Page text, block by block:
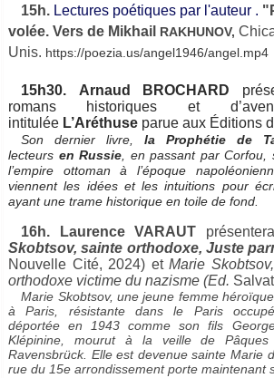
15h. Lectures poétiques par l'auteur .
volée. Vers de Mikhail RAKHUNOV,
Unis. https://poezia.us/angel1946/angel.mp4
15h30. Arnaud BROCHARD
romans historiques et
intitulée L’Aréthuseparue aux Éditions
Son dernier livre,la Prophétie de
lecteurs en Russie, en passant par Corfou,
l’empire ottoman à l’époque
viennent les idées et les intuitions pour
ayant une trame historique en toile de fond.
16h. Laurence VARAUT
Skobtsov, sainte orthodoxe, Juste
Nouvelle Cité, 2024) etMarie
orthodoxe victime du nazisme (Ed.
Marie Skobtsov, une jeune femme
à Paris, résistante dans le Paris
déportée en 1943 comme son fils
Klépinine, mourut à la veille de
Ravensbrück. Elle est devenue sainte Marie
rue du 15e arrondissement porte maintenant